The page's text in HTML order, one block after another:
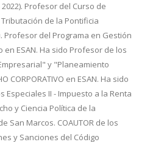
Profesor del Curso de
de la Pontificia
Profesor del Programa en Gestión
ESAN. Ha sido Profesor de los
y "Planeamiento
CORPORATIVO en ESAN. Ha sido
II - Impuesto a la Renta
y Ciencia Política de la
San Marcos. COAUTOR de los
y Sanciones del Código